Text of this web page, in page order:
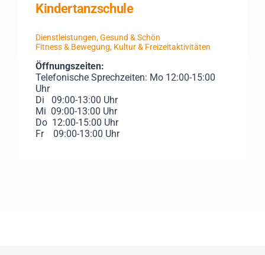
Kindertanzschule
Dienstleistungen,Gesund & Schön
Fitness & Bewegung, Kultur & Freizeitaktivitäten
Öffnungszeiten:
Telefonische Sprechzeiten: Mo 12:00-15:00
Uhr
Di 09:00-13:00 Uhr
Mi 09:00-13:00 Uhr
Do 12:00-15:00 Uhr
Fr 09:00-13:00 Uhr